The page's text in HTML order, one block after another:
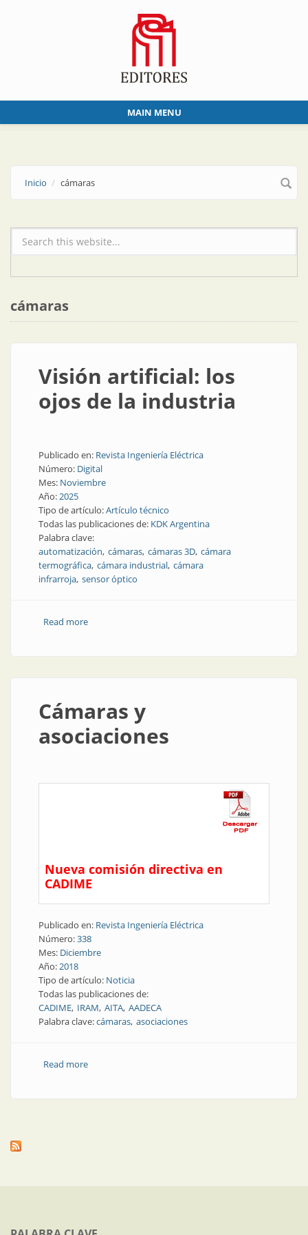
MAIN MENU
Inicio cámaras
Formulario de búsqueda
cámaras
Visión artificial: los
ojos de la industria
Publicado en: Revista Ingeniería Eléctrica
Número: Digital
Mes: Noviembre
Año:2025
Tipo de artículo:Artículo técnico
Todas las publicaciones de: KDK Argentina
Palabra clave:
automatización cámaras cámaras 3D cámara
termográfica cámara industrial cámara
infrarroja sensor óptico
Read moreabout Visión artificial: los ojos de la industria
Cámaras y
asociaciones
Nueva comisión directiva en
CADIME
Publicado en: Revista Ingeniería Eléctrica
Número:338
Mes: Diciembre
Año:2018
Tipo de artículo: Noticia
Todas las publicaciones de:
CADIME IRAM AITA AADECA
Palabra clave:cámaras asociaciones
Read moreabout Cámaras y asociaciones